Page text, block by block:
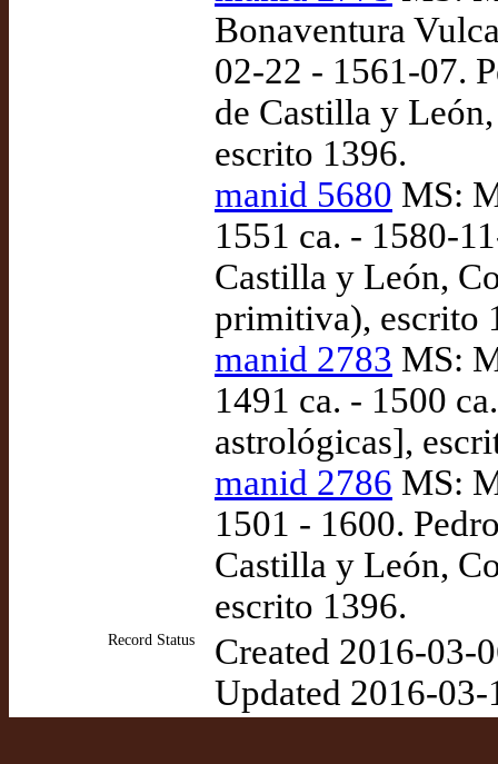
Bonaventura
02-22 - 1561-07.
de Castilla y
escrito 1396.
manid 5680 MS:
1551 ca. - 1580-
Castilla y León,
primitiva), escrito
manid 2783 MS:
1491 ca. - 1500
astrológicas],
manid 2786 MS:
1501 - 1600.
Castilla y León,
escrito 1396.
Record Status
Created 2016-03-
Updated 2016-03-